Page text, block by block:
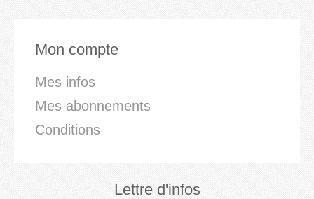
Mon compte
Mes infos
Mes abonnements
Conditions
Lettre d'infos